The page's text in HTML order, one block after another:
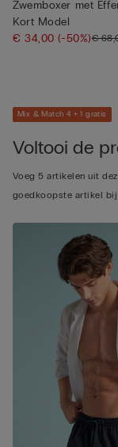
Zwemboxer met
Kort Model
€ 34,00(-50%)€
Mix & Match 4 + 1 gratis
Voltooi de
Voeg 5 artikelen uit
goedkoopste artikel bij